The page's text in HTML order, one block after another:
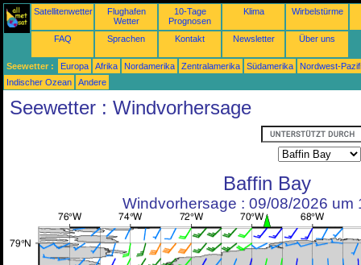
Satellitenwetter
Flughafen
Wetter
10-Tage
Prognosen
Klima Wirbelstürme
FAQ Sprachen Kontakt Newsletter Über uns
Seewetter : Europa Afrika Nordamerika Zentralamerika Südamerika
Nordwest-
Indischer Ozean
Andere
Seewetter : Windvorhersage
Baffin Bay
Windvorhersage : 09/08/2026 um